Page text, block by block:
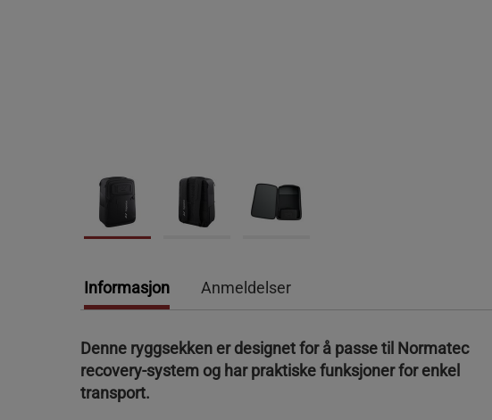
Informasjon Anmeldelser
Denne ryggsekken er designet for å passe til Normatec
recovery-system og har praktiske funksjoner for enkel
transport.